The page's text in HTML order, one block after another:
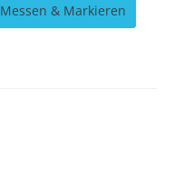
Messen & Markieren